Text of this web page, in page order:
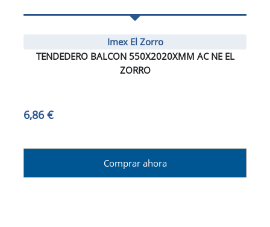
Imex El Zorro
TENDEDERO BALCON 550X2020XMM AC NE EL
ZORRO
6,86 €
Comprar ahora